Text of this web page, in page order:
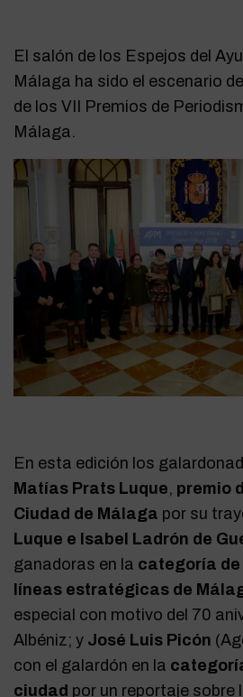
El salón de los Espejos del
Málaga ha sido el escenario
de los VII Premios de
Málaga.
En esta edición los
Matías Prats Luque, premio
Ciudad de Málaga por su
Luque e Isabel Ladrón de
ganadoras en la categoría
líneas estratégicas de
especial con motivo del 70
Albéniz; y José Luis Picón
con el galardón en la
ciudad por un reportaje sobre